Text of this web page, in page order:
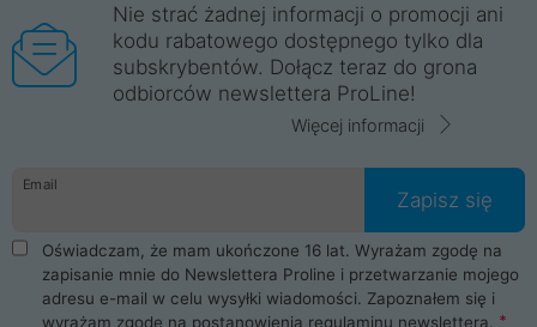
Nie strać żadnej informacji o promocji ani
kodu rabatowego dostępnego tylko dla
subskrybentów. Dołącz teraz do grona
odbiorców newslettera ProLine!
Więcej informacji
Email
Zapisz się
Oświadczam, że mam ukończone 16 lat. Wyrażam zgodę na
zapisanie mnie do Newslettera Proline i przetwarzanie mojego
adresu e-mail w celu wysyłki wiadomości. Zapoznałem się i
wyrażam zgodę na postanowienia regulaminu newslettera.